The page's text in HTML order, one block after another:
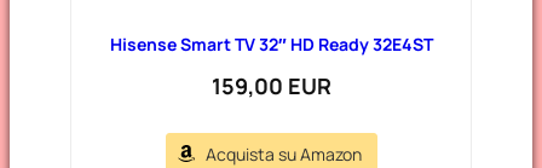
Hisense Smart TV 32″ HD Ready 32E4ST
159,00 EUR
Acquista su Amazon